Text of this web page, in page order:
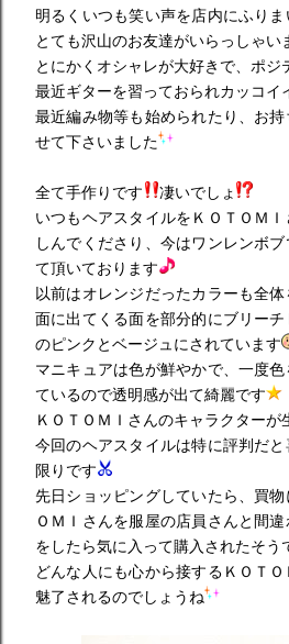
明るくいつも笑い声を店内にふり
とても沢山のお友達がいらっしゃい
とにかくオシャレが大好きで、ポジ
最近ギターを習っておられカッコイ
最近編み物等も始められたり、お
せて下さいました
全て手作りです
凄いでしょ
いつもヘアスタイルをＫＯＴＯＭ
しんでくださり、今はワンレンボ
て頂いております
以前はオレンジだったカラーも全
面に出てくる面を部分的にブリー
のピンクとベージュにされています
マニキュアは色が鮮やかで、一度
ているので透明感が出て綺麗です
ＫＯＴＯＭＩさんのキャラクターが
今回のヘアスタイルは特に評判だ
限りです
先日ショッピングしていたら、買
ＯＭＩさんを服屋の店員さんと間
をしたら気に入って購入されたそう
どんな人にも心から接するＫＯＴ
魅了されるのでしょうね